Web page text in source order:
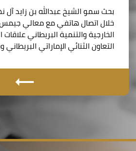
بحث سمو الشيخ عبدالله بن زايد آل
خلال اتصال هاتفي مع معالي جيمس
الخارجية والتنمية البريطاني
التعاون الثنائي الإماراتي